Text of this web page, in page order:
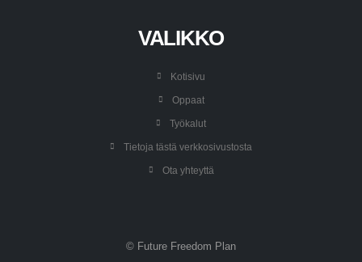
VALIKKO
Kotisivu
Oppaat
Työkalut
Tietoja tästä verkkosivustosta
Ota yhteyttä
© Future Freedom Plan